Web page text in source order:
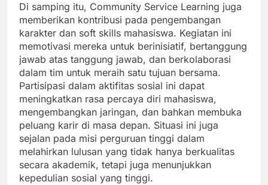
Di samping itu, Community Service Learning juga
memberikan kontribusi pada pengembangan
karakter dan soft skills mahasiswa. Kegiatan ini
memotivasi mereka untuk berinisiatif, bertanggung
jawab atas tanggung jawab, dan berkolaborasi
dalam tim untuk meraih satu tujuan bersama.
Partisipasi dalam aktifitas sosial ini dapat
meningkatkan rasa percaya diri mahasiswa,
mengembangkan jaringan, dan bahkan membuka
peluang karir di masa depan. Situasi ini juga
sejalan pada misi perguruan tinggi dalam
melahirkan lulusan yang tidak hanya berkualitas
secara akademik, tetapi juga menunjukkan
kepedulian sosial yang tinggi.